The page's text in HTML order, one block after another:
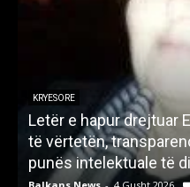
KRYESORE
Letër e hapur drejtuar
të vërtetën,
punës intelektuale të